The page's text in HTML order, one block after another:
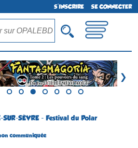
S'INSCRIRE SE CONNECTER
❯
SUR-SÈVRE - Festival du Polar
communiquée